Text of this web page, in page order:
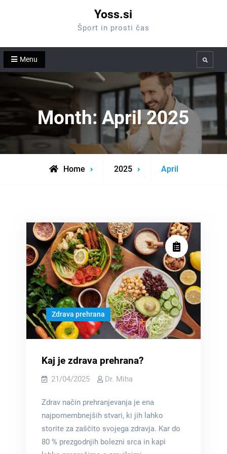
Yoss.si
Šport in prosti čas
Menu Search
Month:April 2025
Home 2025 April
Zdrava prehrana
Kaj je zdrava prehrana?
21/04/2025 Dr. Miha
Zdrav način prehranjevanja je ena
najpomembnejših stvari, ki jih lahko
storite za zaščito svojega zdravja. Kar do
80 % prezgodnjih bolezni srca in kapi